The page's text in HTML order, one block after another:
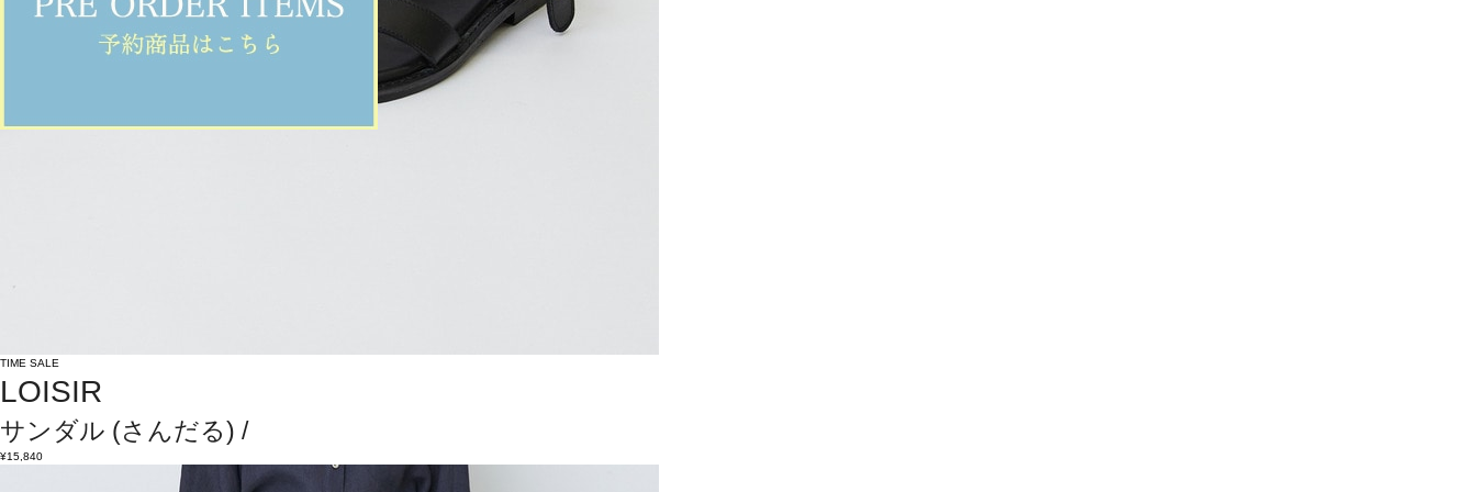
TIME SALE
LOISIR
サンダル (さんだる) /
¥15,840